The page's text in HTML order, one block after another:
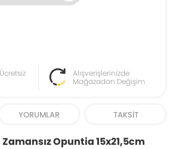
Alışverişlerinizde
Mağazadan Değişim
YORUMLAR TAKSIT
Opuntia 15x21,5cm